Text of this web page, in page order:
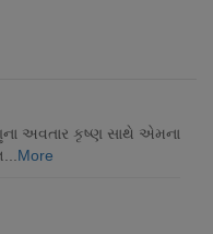
અવતાર કૃષ્ણ સાથે એમના
More